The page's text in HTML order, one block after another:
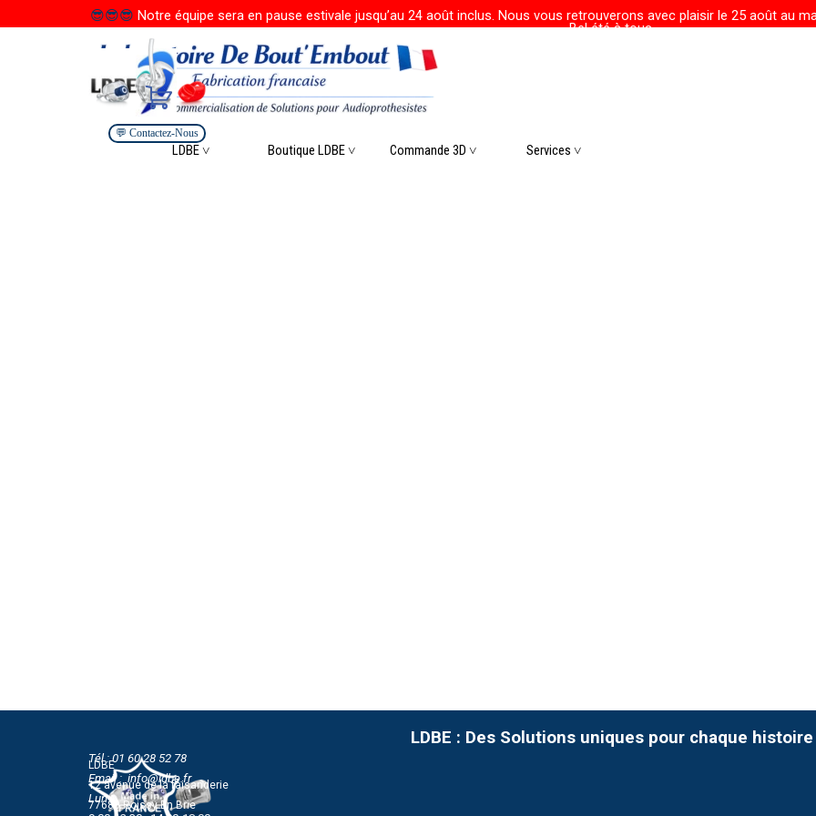
Aller au contenu
😎😎😎 Notre équipe sera en pause estivale jusqu’au 24 août inclus. Nous vous retrouverons avec plaisir le 25 août au
Bel été à tous.
💬 Contactez-Nous
Sauter le menu
LDBE ˅ ▼
Boutique LDBE ˅ ▼
Commande 3D ˅ ▼
Services ˅
LDBE : Des Solutions uniques pour chaque histoire
Tél : 01 60 28 52 78
Email : info@ldbe.fr
Lun-Jeu
LDBE
12 avenue de la faisanderie
77680 Roissy En Brie